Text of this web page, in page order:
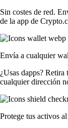
Sin costes de red.
de la app de
Envía a cualquier
¿Usas dapps?
cualquier dirección
Protege tus activos